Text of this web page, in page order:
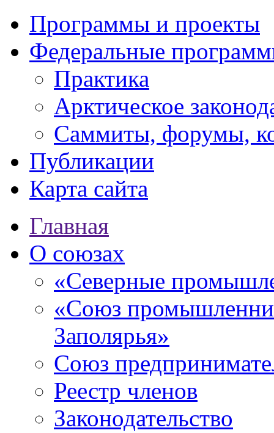
Программы и проекты
Федеральные
Практика
Арктическое
Саммиты, форумы,
Публикации
Карта сайта
Главная
О союзах
«Северные
«Союз
Заполярья»
Союз
Реестр членов
Законодательство